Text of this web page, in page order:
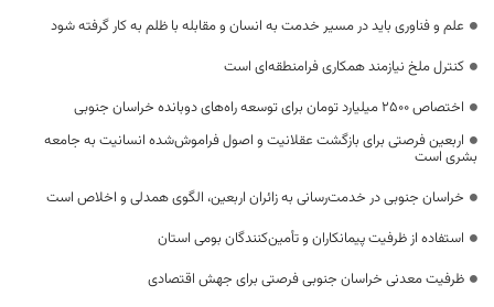
علم و فناوری باید در مسیر خدمت به انسان و مقابله با ظلم به کار گرفته شود
کنترل ملخ نیازمند همکاری فرامنطقه‌ای است
اختصاص 2500 میلیارد تومان برای توسعه راه‌های دوبانده خراسان جنوبی
اربعین فرصتی برای بازگشت عقلانیت و اصول فراموش‌شده انسانیت به جامعه
بشری است
خراسان جنوبی در خدمت‌رسانی به زائران اربعین، الگوی همدلی و اخلاص است
استفاده از ظرفیت پیمانکاران و تأمین‌کنندگان بومی استان
ظرفیت معدنی خراسان جنوبی فرصتی برای جهش اقتصادی